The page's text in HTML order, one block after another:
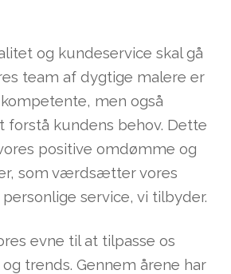
og kundeservice skal gå
team af dygtige malere er
men også
forstå kundens behov. Dette
positive omdømme og
som værdsætter vores
service, vi tilbyder.
evne til at tilpasse os
trends. Gennem årene har